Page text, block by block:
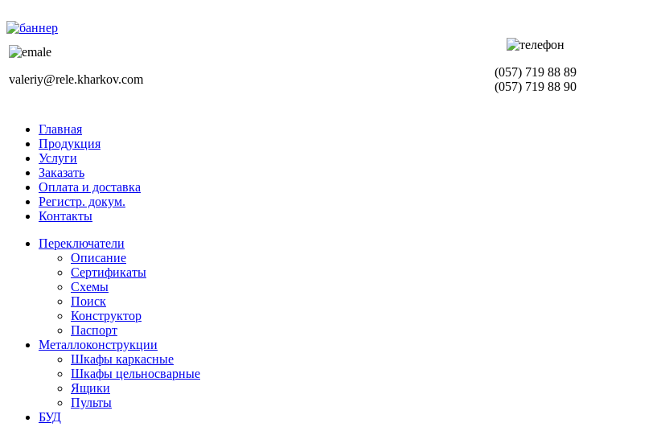
valeriy@rele.kharkov.com
(057) 719 88 89
(057) 719 88 90
Главная
Продукция
Услуги
Заказать
Оплата и доставка
Регистр. докум.
Контакты
Переключатели
Описание
Сертификаты
Схемы
Поиск
Конструктор
Паспорт
Металлоконструкции
Шкафы каркасные
Шкафы цельносварные
Ящики
Пульты
БУД